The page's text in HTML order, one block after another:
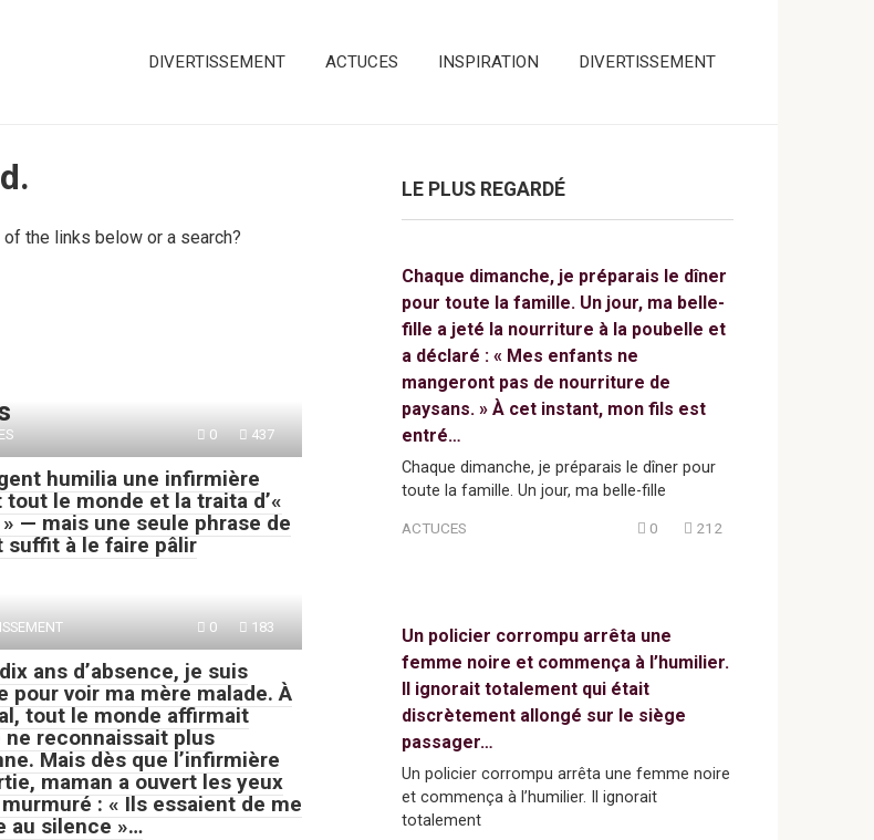
DIVERTISSEMENT ACTUCES INSPIRATION DIVERTISSEMENT
the links below or a search?
0 437
humilia une infirmière
tout le monde et la traita d’«
— mais une seule phrase de
suffit à le faire pâlir
0 183
ans d’absence, je suis
pour voir ma mère malade. À
tout le monde affirmait
ne reconnaissait plus
Mais dès que l’infirmière
maman a ouvert les yeux
murmuré : « Ils essaient de me
au silence »…
LE PLUS REGARDÉ
Chaque dimanche, je préparais le dîner
pour toute la famille. Un jour, ma belle-
fille a jeté la nourriture à la poubelle et
a déclaré : « Mes enfants ne
mangeront pas de nourriture de
paysans. » À cet instant, mon fils est
entré…
Chaque dimanche, je préparais le dîner pour
toute la famille. Un jour, ma belle-fille
ACTUCES 0 212
Un policier corrompu arrêta une
femme noire et commença à l’humilier.
Il ignorait totalement qui était
discrètement allongé sur le siège
passager…
Un policier corrompu arrêta une femme noire
et commença à l’humilier. Il ignorait
totalement